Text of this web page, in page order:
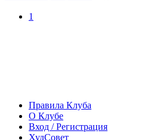
1
Правила Клуба
О Клубе
Вход / Регистрация
ХудСовет